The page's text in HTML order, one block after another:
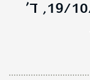
ד'